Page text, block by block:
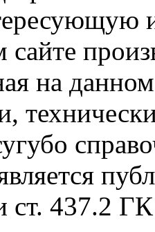
сайте
на
cт. 437.2